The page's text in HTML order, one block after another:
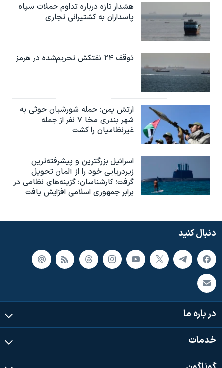
هشدار تازه درباره تداوم حملات سپاه
پاسداران به کشتیرانی تجاری
توقف ۲۴ نفتکش تحریم‌شده در هرمز
ارتش یمن: حمله شورشیان حوثی به
شهر بندری مخا ۷ نفر از جمله
غیرنظامیان را کشت
اسرائيل بزرگترین و پیشرفته‌ترین
زیردریایی خود را از آلمان تحویل
گرفت؛ کارشناسان: گزینه‌های نظامی در
برابر جمهوری اسلامی افزایش یافت
دنبال کنید
در باره ما
خدمات